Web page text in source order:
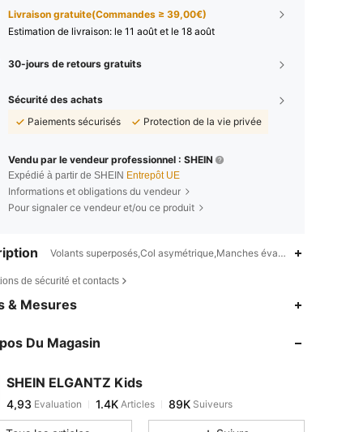
Livraison gratuite(Commandes ≥ 39,00€)
Estimation de livraison: le 11 août et le 18 août
30-jours de retours gratuits
Sécurité des achats
Paiements sécurisés
Protection de la vie privée
Vendu par le vendeur professionnel : SHEIN
Expédié à partir de SHEIN Entrepôt UE
Informations et obligations du vendeur
Pour signaler ce vendeur et/ou ce produit
Volants superposés,Col asymétrique,Manches évasées
de sécurité et contacts
& Mesures
Du Magasin
SHEIN ELGANTZ Kids
4,93 Evaluation 1.4K Articles
l***3est en train de naviguer